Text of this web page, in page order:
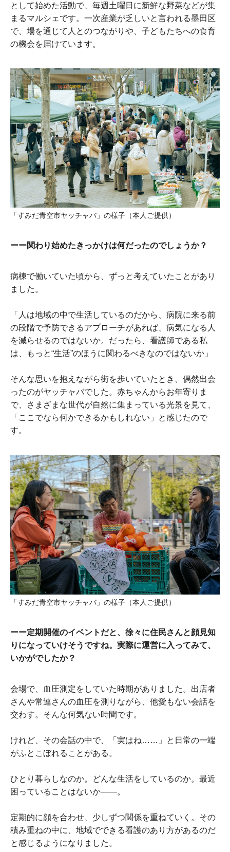
として始めた活動で、毎週土曜日に新鮮な野菜などが集
まるマルシェです。一次産業が乏しいと言われる墨田区
で、場を通じて人とのつながりや、子どもたちへの食育
の機会を届けています。
「すみだ青空市ヤッチャバ」の様子（本人ご提供）
ーー関わり始めたきっかけは何だったのでしょうか？
病棟で働いていた頃から、ずっと考えていたことがあり
ました。
「人は地域の中で生活しているのだから、病院に来る前
の段階で予防できるアプローチがあれば、病気になる人
を減らせるのではないか。だったら、看護師である私
は、もっと“生活”のほうに関わるべきなのではないか」
そんな思いを抱えながら街を歩いていたとき、偶然出会
ったのがヤッチャバでした。赤ちゃんからお年寄りま
で、さまざまな世代が自然に集まっている光景を見て、
「ここでなら何かできるかもしれない」と感じたので
す。
「すみだ青空市ヤッチャバ」の様子（本人ご提供）
ーー定期開催のイベントだと、徐々に住民さんと顔見知
りになっていけそうですね。実際に運営に入ってみて、
いかがでしたか？
会場で、血圧測定をしていた時期がありました。出店者
さんや常連さんの血圧を測りながら、他愛もない会話を
交わす。そんな何気ない時間です。
けれど、その会話の中で、「実はね……」と日常の一端
がふとこぼれることがある。
ひとり暮らしなのか。どんな生活をしているのか。最近
困っていることはないか――。
定期的に顔を合わせ、少しずつ関係を重ねていく。その
積み重ねの中に、地域でできる看護のあり方があるのだ
と感じるようになりました。